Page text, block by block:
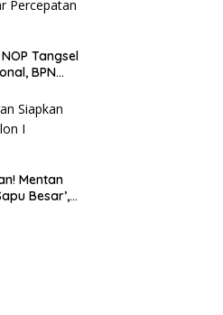
Tangsel
BPN
Mentan
Besar’,